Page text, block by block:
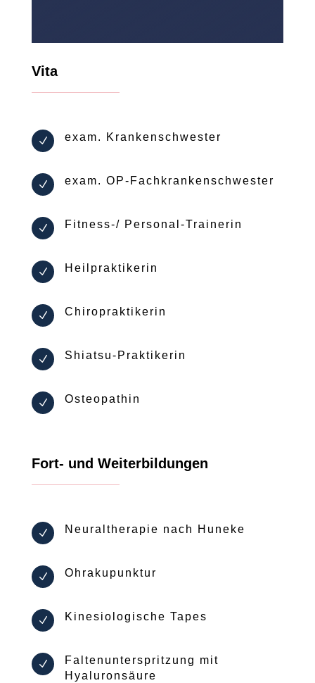
Vita
N exam. Krankenschwester
N exam. OP-Fachkrankenschwester
N Fitness-/ Personal-Trainerin
N Heilpraktikerin
N Chiropraktikerin
N Shiatsu-Praktikerin
N Osteopathin
Fort- und Weiterbildungen
N Neuraltherapie nach Huneke
N Ohrakupunktur
N Kinesiologische Tapes
N
Faltenunterspritzung mit
Hyaluronsäure